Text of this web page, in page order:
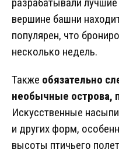
разрабатывали
вершине башни
популярен, что
несколько недель.
Также обязательно
необычные острова,
Искусственные
и других форм,
высоты птичьего